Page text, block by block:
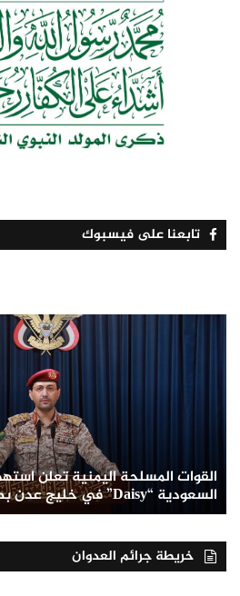
تابعنا على فيسبوك
القوات المسلحة اليمنية تعلن
السعودية “Daisy” في خليج عدن بصاروخ باليستي
خريطة جرائم العدوان